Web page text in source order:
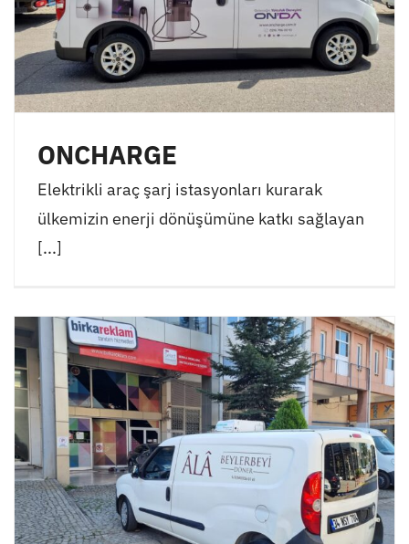
ONCHARGE
Elektrikli araç şarj istasyonları kurarak
ülkemizin enerji dönüşümüne katkı sağlayan
[...]